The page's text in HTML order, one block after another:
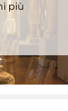
più